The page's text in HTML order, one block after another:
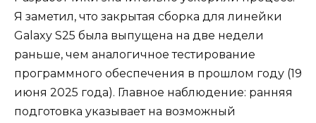
Я заметил, что закрытая сборка для линейки
Galaxy S25 была выпущена на две недели
раньше, чем аналогичное тестирование
программного обеспечения в прошлом году (19
июня 2025 года). Главное наблюдение: ранняя
подготовка указывает на возможный